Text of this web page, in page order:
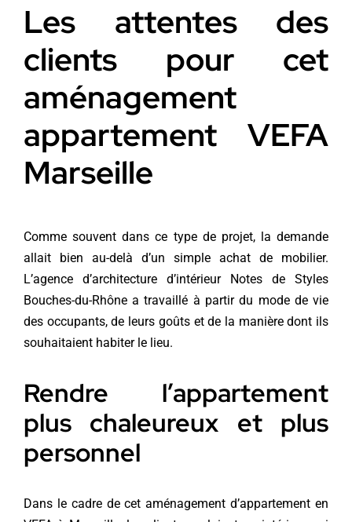
Les attentes des
clients pour cet
aménagement
appartement VEFA
Marseille
Comme souvent dans ce type de projet, la demande
allait bien au-delà d’un simple achat de mobilier.
L’agence d’architecture d’intérieur Notes de Styles
Bouches-du-Rhône a travaillé à partir du mode de vie
des occupants, de leurs goûts et de la manière dont ils
souhaitaient habiter le lieu.
Rendre l’appartement
plus chaleureux et plus
personnel
Dans le cadre de cet aménagement d’appartement en